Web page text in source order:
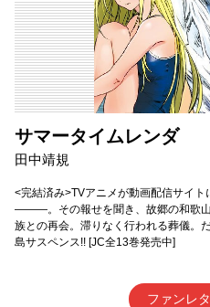
サマータイムレンダ
田中靖規
<完結済み>TVアニメが動画配信サイ
―――。その報せを聞き、故郷の和歌
族との再会。滞りなく行われる葬儀。
島サスペンス!! [JC全13巻発売中]
ファンレ